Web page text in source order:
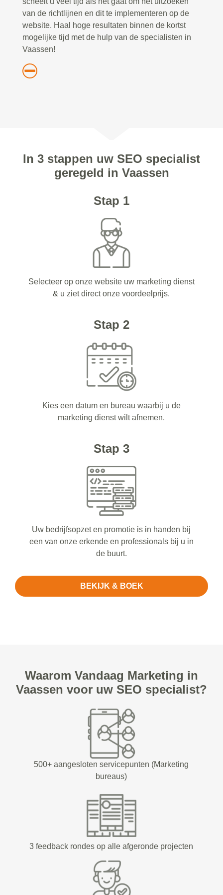
van de richtlijnen en dit te implementeren op de
website. Haal hoge resultaten binnen de kortst
mogelijke tijd met de hulp van de specialisten in
Vaassen!
In 3 stappen uw SEO specialist
geregeld in Vaassen
Stap 1
Selecteer op onze website uw marketing dienst
& u ziet direct onze voordeelprijs.
Stap 2
Kies een datum en bureau waarbij u de
marketing dienst wilt afnemen.
Stap 3
Uw bedrijfsopzet en promotie is in handen bij
een van onze erkende en professionals bij u in
de buurt.
BEKIJK & BOEK
Waarom Vandaag Marketing in
Vaassen voor uw SEO specialist?
500+ aangesloten servicepunten (Marketing
bureaus)
3 feedback rondes op alle afgeronde projecten